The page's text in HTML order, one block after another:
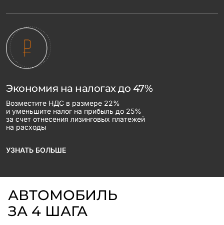
Экономия на налогах до 47%
Возместите НДС в размере 22%
и уменьшите налог на прибыль до 25%
за счет отнесения лизинговых платежей
на расходы
УЗНАТЬ БОЛЬШЕ
АВТОМОБИЛЬ
ЗА 4 ШАГА